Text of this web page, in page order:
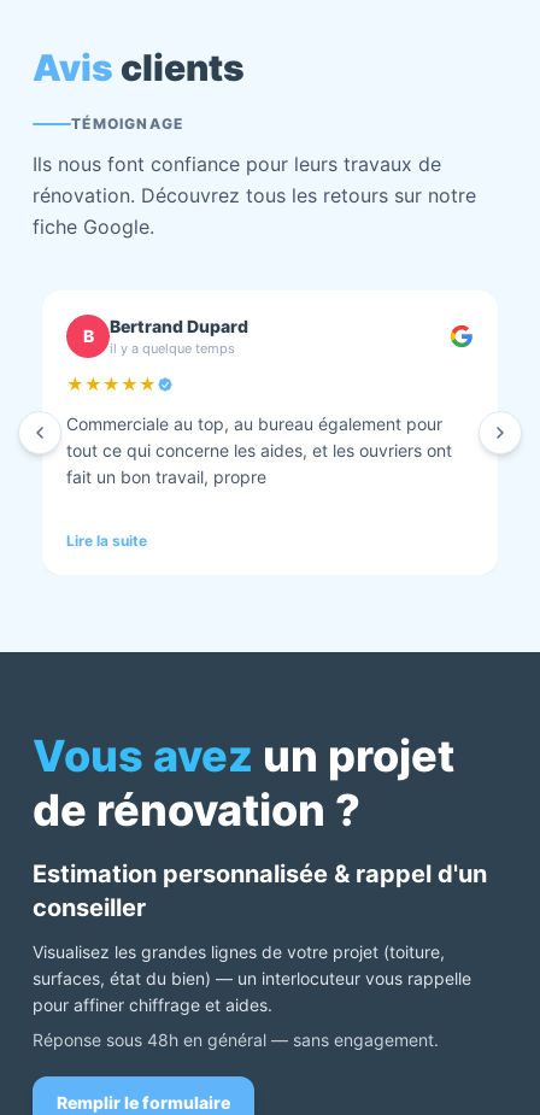
Avis clients
TÉMOIGNAGE
Ils nous font confiance pour leurs travaux de
rénovation. Découvrez tous les retours sur notre
fiche Google.
C chantal BOURBONNAIS
il y a quelque temps
★★★★★
Isolation combles et rénovation façade réalisés.
Travaux bien faits. Personnel au top minutieux et
tout est nickel quand ils ont finis. Vous pouvez y
Lire la suite
Vous avez un projet
de rénovation ?
Estimation personnalisée & rappel d'un
conseiller
Visualisez les grandes lignes de votre projet (toiture,
surfaces, état du bien) — un interlocuteur vous rappelle
pour affiner chiffrage et aides.
Réponse sous 48h en général — sans engagement.
Remplir le formulaire